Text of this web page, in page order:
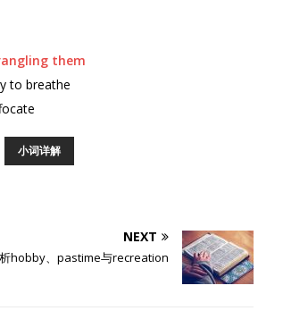
them
to breathe
小词详解
NEXT
hobby、pastime与recreation